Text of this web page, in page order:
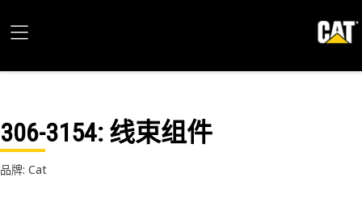
306-3154: 线束组件
品牌: Cat